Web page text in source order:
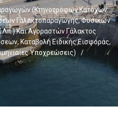
(κτηνοτρόφων Κατόχων
Γαλακτοπαραγωγής, Φυσικών
Και Αγοραστών Γάλακτος
Καταβολή Ειδικής Εισφοράς,
Υποχρεώσεις)
/